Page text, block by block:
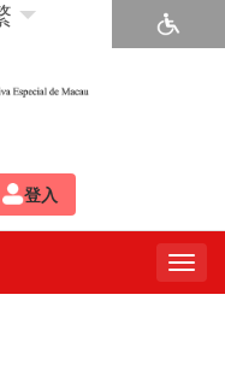
登入